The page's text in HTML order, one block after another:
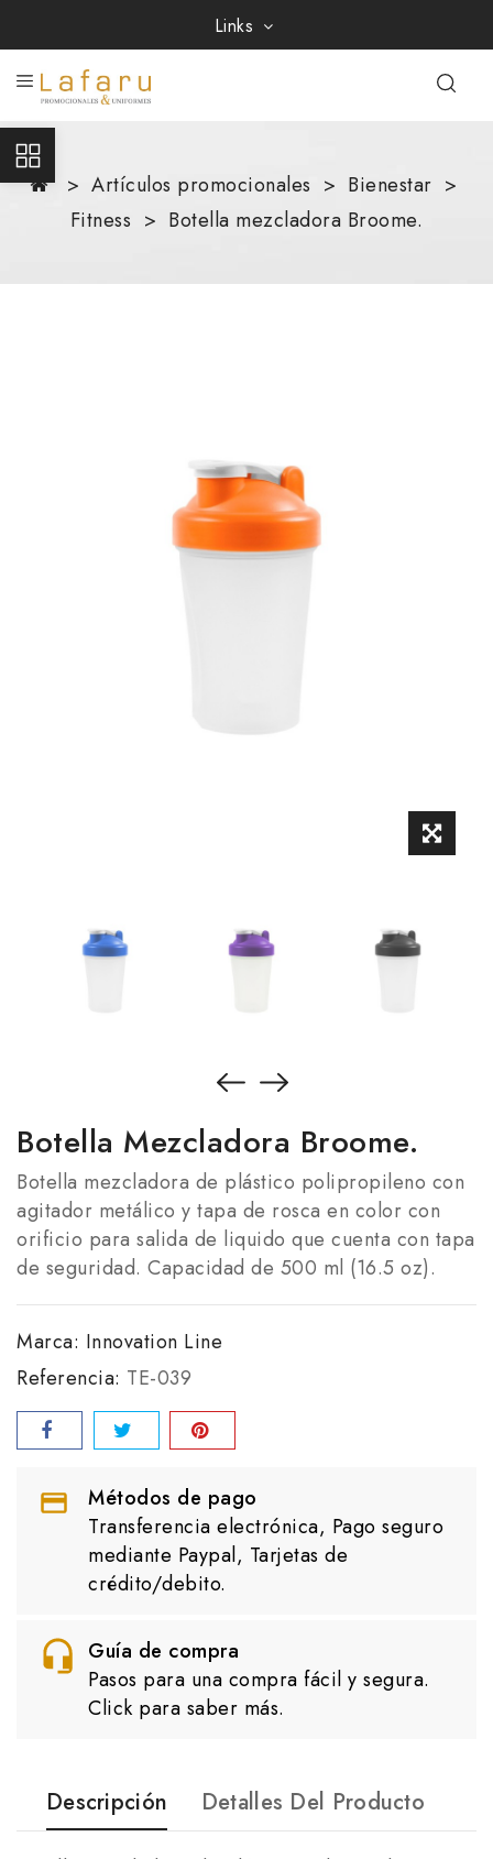
Links
Artículos promocionales
Bienestar
Fitness
Botella mezcladora Broome.
Botella Mezcladora Broome.
Botella mezcladora de plástico polipropileno con
agitador metálico y tapa de rosca en color con
orificio para salida de liquido que cuenta con tapa
de seguridad. Capacidad de 500 ml (16.5 oz).
Marca: Innovation Line
Referencia: TE-039
Métodos de pago
Transferencia electrónica, Pago seguro
mediante Paypal, Tarjetas de
crédito/debito.
Guía de compra
Pasos para una compra fácil y segura.
Click para saber más.
Descripción Detalles Del Producto